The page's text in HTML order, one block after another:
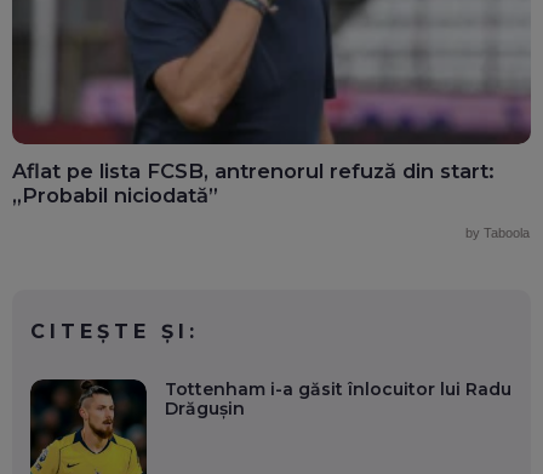
Aflat pe lista FCSB, antrenorul refuză din start:
„Probabil niciodată”
by Taboola
CITEȘTE ȘI:
Tottenham i-a găsit înlocuitor lui Radu
Drăgușin